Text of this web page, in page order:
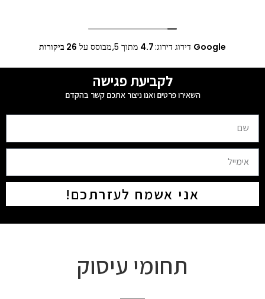
Google דירוג דירוג:4.7 מתוך 5, מבוסס על 26 ביקורות
לקביעת פגישה
השאירו פרטים ואנו ניצור אתכם קשר בהקדם
אני אשמח לעזרתכם!
תחומי עיסוק